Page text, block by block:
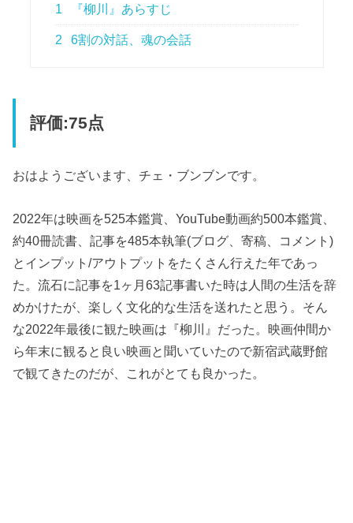
1 『柳川』あらすじ
2 6割の対話、魂の会話
評価:75点
おはようございます、チェ・ブンブンです。
2022年は映画を525本鑑賞、YouTube動画約500本鑑賞、
約40冊読書、記事を485本執筆(ブログ、寄稿、コメント)
とインプット/アウトプットをたくさん行えた年であっ
た。流石に記事を1ヶ月63記事書いた時は人間の生活を辞
めかけたが、楽しく文化的な生活を送れたと思う。そん
な2022年最後に観た映画は『柳川』だった。映画仲間か
ら年末に観ると良い映画と聞いていたので新宿武蔵野館
で観てきたのだが、これがとても良かった。